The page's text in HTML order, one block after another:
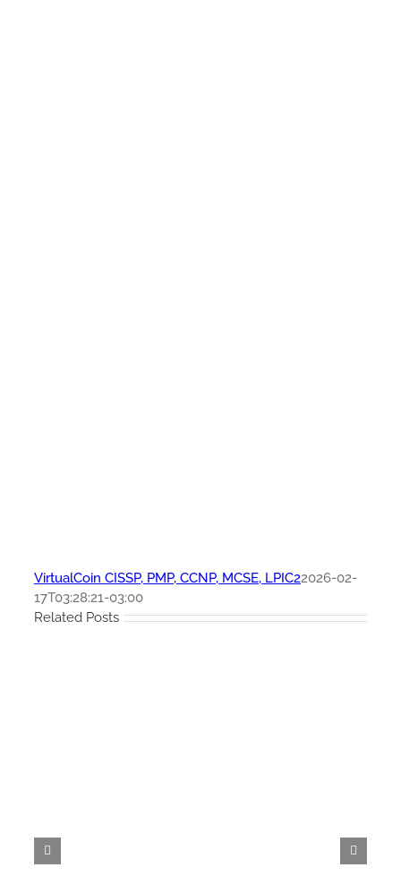
VirtualCoin CISSP, PMP, CCNP, MCSE, LPIC22026-02-
17T03:28:21-03:00
Related Posts